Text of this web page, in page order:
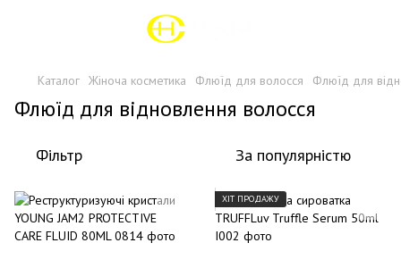
Каталог Жіноча косметика Флюїд для волосся Флюїд для
Флюїд для відновлення волосся
Фільтр За популярністю
ХІТ ПРОДАЖУ